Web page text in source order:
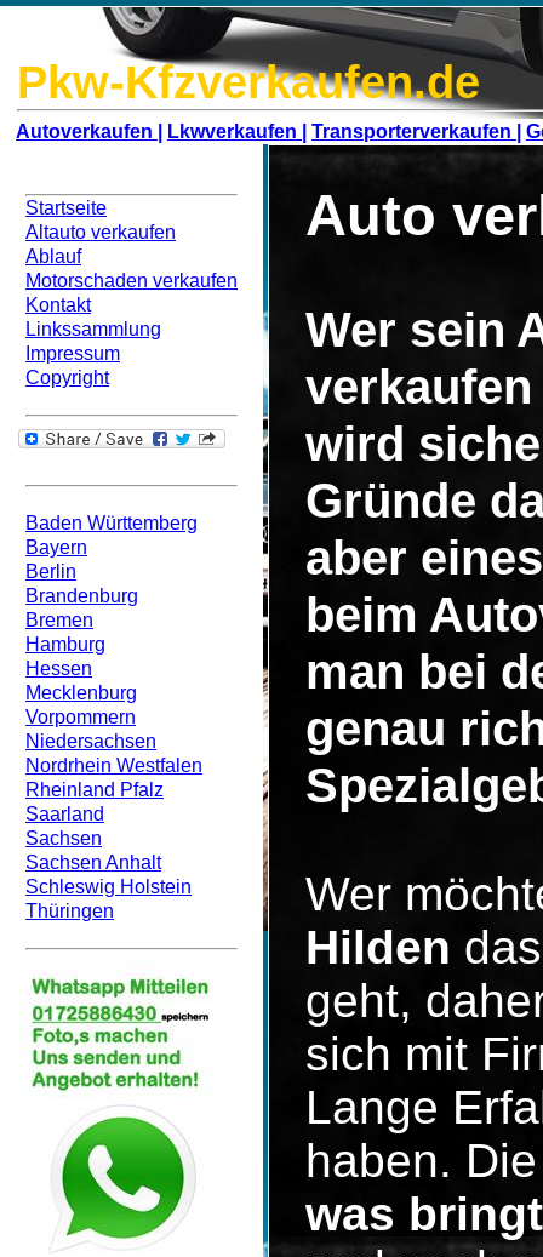
Pkw-Kfzverkaufen.de
Autoverkaufen | Lkwverkaufen | Transporterverkaufen |
Startseite
Altauto verkaufen
Ablauf
Motorschaden verkaufen
Kontakt
Linkssammlung
Impressum
Copyright
Baden Württemberg
Bayern
Berlin
Brandenburg
Bremen
Hamburg
Hessen
Mecklenburg
Vorpommern
Niedersachsen
Nordrhein Westfalen
Rheinland Pfalz
Saarland
Sachsen
Sachsen Anhalt
Schleswig Holstein
Thüringen
Auto
Wer sein
wird
Gründe
aber
beim
man bei
genau
Wer
Hilden
geht,
sich mit
Lange
haben.
was